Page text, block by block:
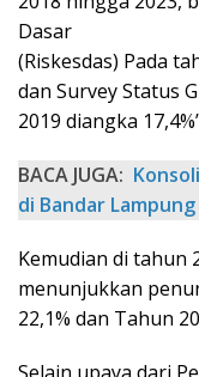
Dasar
(Riskesdas) Pada
dan Survey Status
2019 diangka
BACA JUGA:
di Bandar
Kemudian di tahun
menunjukkan
22,1% dan Tahun